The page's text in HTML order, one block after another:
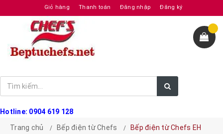
Giỏ hàng Thanh toán Đăng nhập Đăng ký
Hotline: 0904 619 128
Trang chủ
Bếp điện từ Chefs
Bếp điện từ Chefs EH